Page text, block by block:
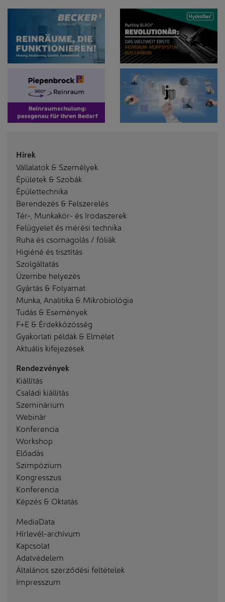
Hírek
Vállalatok & Személyek
Épületek & Szobák
Épülettechnika
Berendezés & Felszerelés
Tér-, Munkakör- és Irodaszerek
Felügyelet és mérési technika
Ruha és csomagolás / fóliák
Higiéné és tisztítás
Szolgáltatás
Üzembe helyezés
Gyártás & Folyamat
Munka, Analitika & Mikrobiológia
Tudás & Események
F+E & Érdekközösség
Gyakorlati példák & Elmélet
Aktuális kifejezések
Rendezvények
Kiállítás
Családi kiállítás
Szeminárium
Webinár
Konferencia
Workshop
Előadás
Szimpózium
Kongresszus
Konferencia
Képzés & Oktatás
MediaData
Hírlevél-archívum
Kapcsolat
Adatvédelem
Általános szerződési feltételek
Impresszum